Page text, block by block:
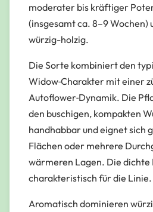
moderater bis kräftiger
(insgesamt ca. 8–9 Wochen)
würzig-holzig.
Die Sorte kombiniert den
Widow‑Charakter mit einer
Autoflower‑Dynamik. Die
den buschigen, kompakten
handhabbar und eignet sich
Flächen oder mehrere
wärmeren Lagen. Die dichte
charakteristisch für die Linie.
Aromatisch dominieren